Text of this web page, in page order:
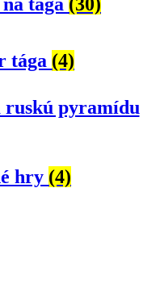
tága (4)
ruskú pyramídu
hry (4)